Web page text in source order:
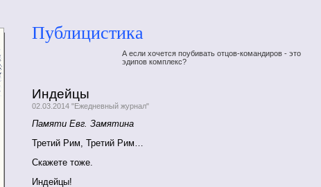
Публицистика
А если хочется поубивать отцов-командиров - это
эдипов комплекс?
Индейцы
02.03.2014 "Ежедневный журнал"
Памяти Евг. Замятина
Третий Рим, Третий Рим…
Скажете тоже.
Индейцы!